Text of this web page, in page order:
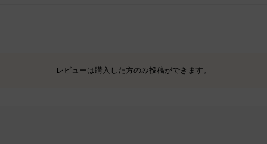
レビューは購入した方のみ投稿ができます。